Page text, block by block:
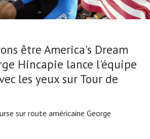
être America's Dream
Hincapie lance l'équipe
les yeux sur Tour de
sur route américaine George